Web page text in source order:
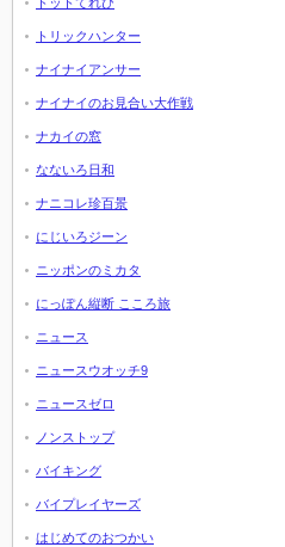
トリックハンター
ナイナイアンサー
ナイナイのお見合い大作戦
ナカイの窓
なないろ日和
ナニコレ珍百景
にじいろジーン
ニッポンのミカタ
にっぽん縦断 こころ旅
ニュース
ニュースウオッチ9
ニュースゼロ
ノンストップ
バイキング
バイプレイヤーズ
はじめてのおつかい